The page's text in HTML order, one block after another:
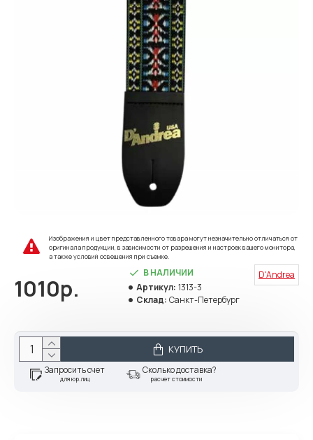
Изображения и цвет представленного товара могут незначительно отличаться от
оригинала продукции, в зависимости от разрешения и настроек вашего монитора,
а также условий освещения при съемке.
1010р.
В НАЛИЧИИ
Артикул: 1313-3
Склад: Санкт-Петербург
D'Andrea
КУПИТЬ
Запросить счет
для юр.лиц
Сколько доставка?
расчет стоимости